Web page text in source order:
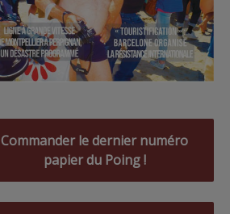
Commander le dernier numéro
papier du Poing !